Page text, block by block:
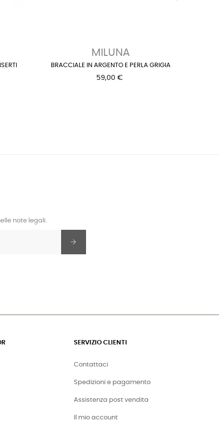
MILUNA
BRACCIALE IN ARGENTO E PERLA GRIGIA
59,00 €
note legali.
SERVIZIO CLIENTI
Contattaci
Spedizioni e pagamento
Assistenza post vendita
Il mio account